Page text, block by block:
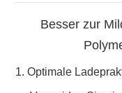
Besser zur
1. ‌ Optimale